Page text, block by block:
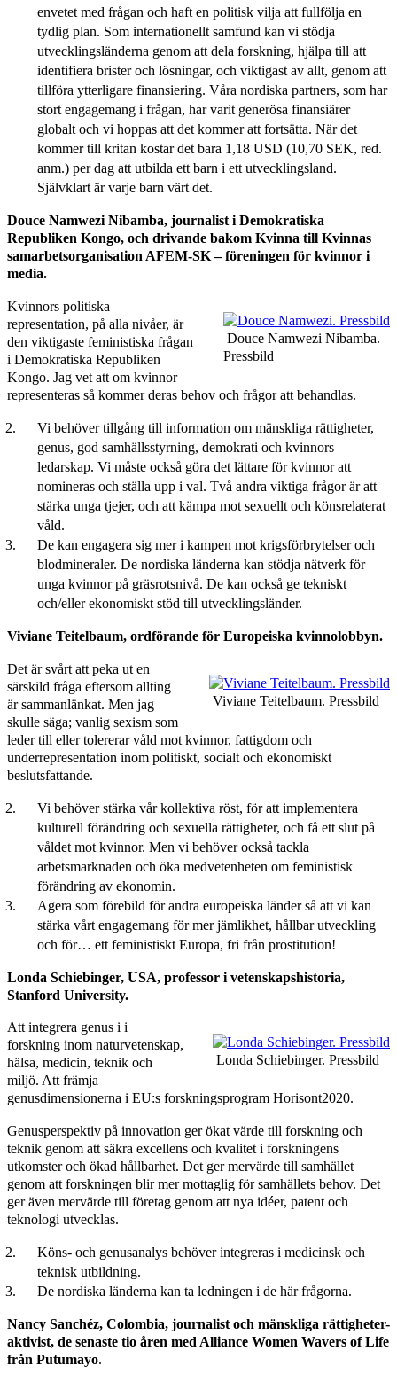
envetet med frågan och haft en politisk vilja att fullfölja en
tydlig plan. Som internationellt samfund kan vi stödja
utvecklingsländerna genom att dela forskning, hjälpa till att
identifiera brister och lösningar, och viktigast av allt, genom att
tillföra ytterligare finansiering. Våra nordiska partners, som har
stort engagemang i frågan, har varit generösa finansiärer
globalt och vi hoppas att det kommer att fortsätta. När det
kommer till kritan kostar det bara 1,18 USD (10,70 SEK, red.
anm.) per dag att utbilda ett barn i ett utvecklingsland.
Självklart är varje barn värt det.
Douce Namwezi Nibamba, journalist i Demokratiska
Republiken Kongo, och drivande bakom Kvinna till Kvinnas
samarbetsorganisation AFEM-SK– föreningen för kvinnor i
media.
Douce Namwezi Nibamba.
Pressbild
Kvinnors politiska
representation, på alla nivåer, är
den viktigaste feministiska frågan
i Demokratiska Republiken
Kongo. Jag vet att om kvinnor
representeras så kommer deras behov och frågor att behandlas.
Vi behöver tillgång till information om mänskliga rättigheter,
genus, god samhällsstyrning, demokrati och kvinnors
ledarskap. Vi måste också göra det lättare för kvinnor att
nomineras och ställa upp i val. Två andra viktiga frågor är att
stärka unga tjejer, och att kämpa mot sexuellt och könsrelaterat
våld.
De kan engagera sig mer i kampen mot krigsförbrytelser och
blodmineraler. De nordiska länderna kan stödja nätverk för
unga kvinnor på gräsrotsnivå. De kan också ge tekniskt
och/eller ekonomiskt stöd till utvecklingsländer.
Viviane Teitelbaum, ordförande för Europeiska kvinnolobbyn.
Viviane Teitelbaum. Pressbild
Det är svårt att peka ut en
särskild fråga eftersom allting
är sammanlänkat. Men jag
skulle säga; vanlig sexism som
leder till eller tolererar våld mot kvinnor, fattigdom och
underrepresentation inom politiskt, socialt och ekonomiskt
beslutsfattande.
Vi behöver stärka vår kollektiva röst, för att implementera
kulturell förändring och sexuella rättigheter, och få ett slut på
våldet mot kvinnor. Men vi behöver också tackla
arbetsmarknaden och öka medvetenheten om feministisk
förändring av ekonomin.
Agera som förebild för andra europeiska länder så att vi kan
stärka vårt engagemang för mer jämlikhet, hållbar utveckling
och för… ett feministiskt Europa, fri från prostitution!
Londa Schiebinger, USA, professor i vetenskapshistoria,
Stanford University.
Londa Schiebinger. Pressbild
Att integrera genus i i
forskning inom naturvetenskap,
hälsa, medicin, teknik och
miljö. Att främja
genusdimensionerna i EU:s forskningsprogram Horisont2020.
Genusperspektiv på innovation ger ökat värde till forskning och
teknik genom att säkra excellens och kvalitet i forskningens
utkomster och ökad hållbarhet. Det ger mervärde till samhället
genom att forskningen blir mer mottaglig för samhällets behov. Det
ger även mervärde till företag genom att nya idéer, patent och
teknologi utvecklas.
Köns- och genusanalys behöver integreras i medicinsk och
teknisk utbildning.
De nordiska länderna kan ta ledningen i de här frågorna.
Nancy Sanchéz, Colombia, journalist och mänskliga rättigheter-
aktivist, de senaste tio åren med Alliance Women Wavers of Life
från Putumayo.